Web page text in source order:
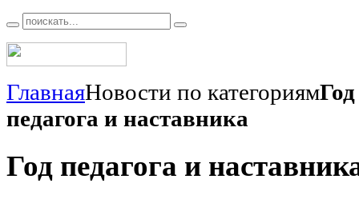
ГлавнаяНовости по категориямГод
педагога и наставника
Год педагога и